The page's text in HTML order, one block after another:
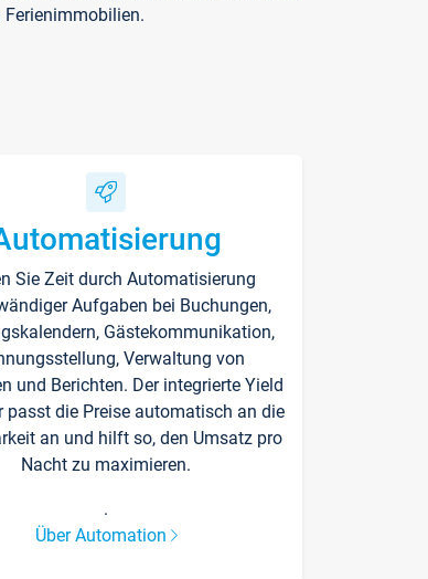
Ferienimmobilien.
Sie Zeit durch Automatisierung
Aufgaben bei Buchungen,
Gästekommunikation,
Verwaltung von
und Berichten. Der integrierte Yield
passt die Preise automatisch an die
an und hilft so, den Umsatz pro
Nacht zu maximieren.
.
Über Automation